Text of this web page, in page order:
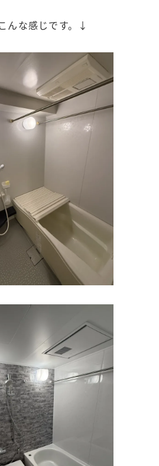
んな感じです。↓